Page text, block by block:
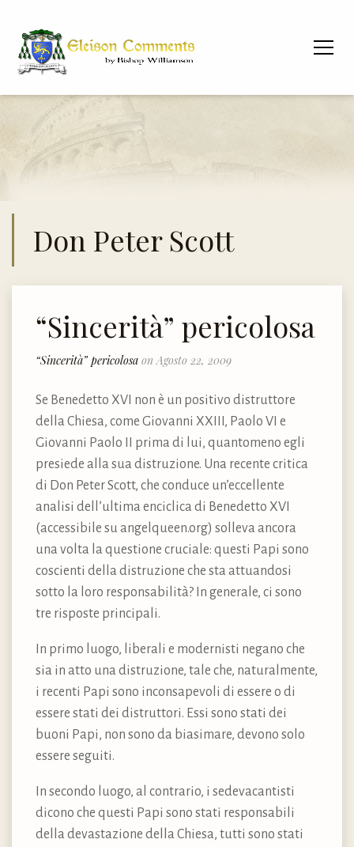
Don Peter Scott
“Sincerità” pericolosa
“Sincerità” pericolosa on Agosto 22, 2009
Se Benedetto XVI non è un positivo distruttore
della Chiesa, come Giovanni XXIII, Paolo VI e
Giovanni Paolo II prima di lui, quantomeno egli
presiede alla sua distruzione. Una recente critica
di Don Peter Scott, che conduce un’eccellente
analisi dell’ultima enciclica di Benedetto XVI
(accessibile su angelqueen.org) solleva ancora
una volta la questione cruciale: questi Papi sono
coscienti della distruzione che sta attuandosi
sotto la loro responsabilità? In generale, ci sono
tre risposte principali.
In primo luogo, liberali e modernisti negano che
sia in atto una distruzione, tale che, naturalmente,
i recenti Papi sono inconsapevoli di essere o di
essere stati dei distruttori. Essi sono stati dei
buoni Papi, non sono da biasimare, devono solo
essere seguiti.
In secondo luogo, al contrario, i sedevacantisti
dicono che questi Papi sono stati responsabili
della devastazione della Chiesa, tutti sono stati